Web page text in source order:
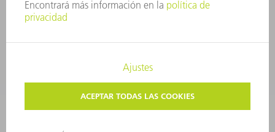
AVISO LEGAL
PROTECCIÓN DE DATOS
COPYRIGHT Y MARCA REGISTRADA
CONDICIONES DE USO